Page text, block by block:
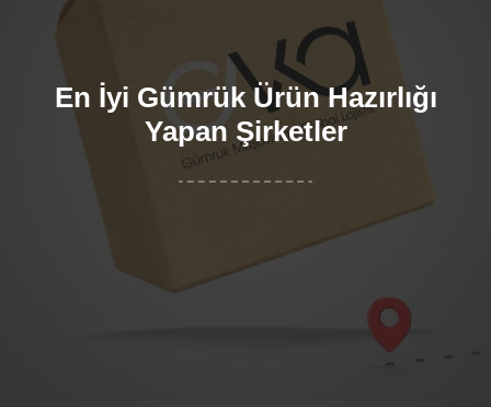
En İyi Gümrük Ürün Hazırlığı
Yapan Şirketler